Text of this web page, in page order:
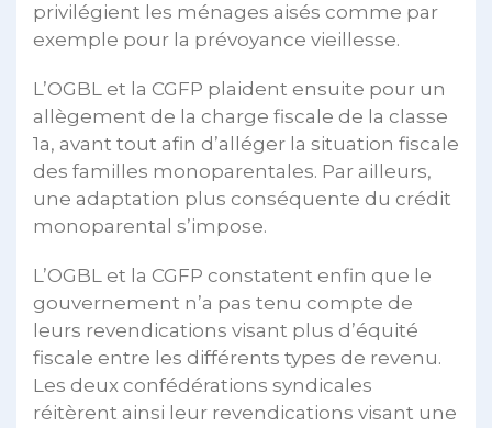
privilégient les ménages aisés comme par
exemple pour la prévoyance vieillesse.
L’OGBL et la CGFP plaident ensuite pour un
allègement de la charge fiscale de la classe
1a, avant tout afin d’alléger la situation fiscale
des familles monoparentales. Par ailleurs,
une adaptation plus conséquente du crédit
monoparental s’impose.
L’OGBL et la CGFP constatent enfin que le
gouvernement n’a pas tenu compte de
leurs revendications visant plus d’équité
fiscale entre les différents types de revenu.
Les deux confédérations syndicales
réitèrent ainsi leur revendications visant une